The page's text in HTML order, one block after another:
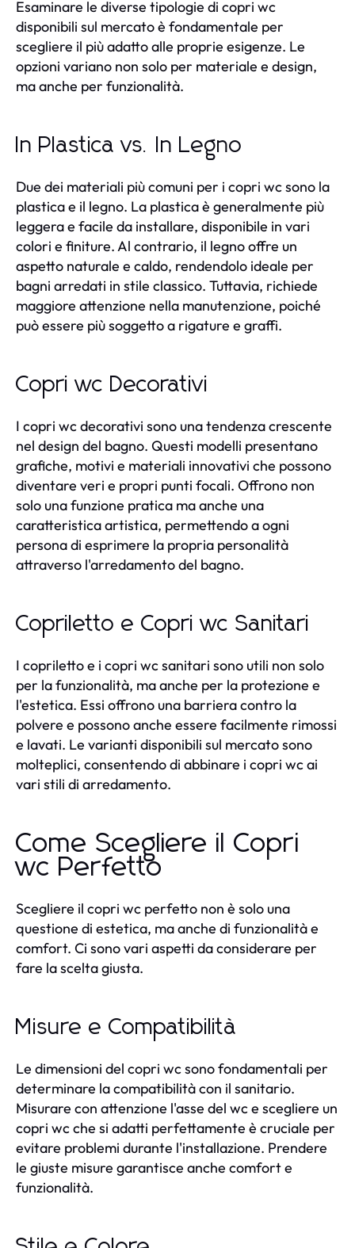
Esaminare le diverse tipologie di copri wc
disponibili sul mercato è fondamentale per
scegliere il più adatto alle proprie esigenze. Le
opzioni variano non solo per materiale e design,
ma anche per funzionalità.
In Plastica vs. In Legno
Due dei materiali più comuni per i copri wc sono la
plastica e il legno. La plastica è generalmente più
leggera e facile da installare, disponibile in vari
colori e finiture. Al contrario, il legno offre un
aspetto naturale e caldo, rendendolo ideale per
bagni arredati in stile classico. Tuttavia, richiede
maggiore attenzione nella manutenzione, poiché
può essere più soggetto a rigature e graffi.
Copri wc Decorativi
I copri wc decorativi sono una tendenza crescente
nel design del bagno. Questi modelli presentano
grafiche, motivi e materiali innovativi che possono
diventare veri e propri punti focali. Offrono non
solo una funzione pratica ma anche una
caratteristica artistica, permettendo a ogni
persona di esprimere la propria personalità
attraverso l'arredamento del bagno.
Copriletto e Copri wc Sanitari
I copriletto e i copri wc sanitari sono utili non solo
per la funzionalità, ma anche per la protezione e
l'estetica. Essi offrono una barriera contro la
polvere e possono anche essere facilmente rimossi
e lavati. Le varianti disponibili sul mercato sono
molteplici, consentendo di abbinare i copri wc ai
vari stili di arredamento.
Come Scegliere il Copri
wc Perfetto
Scegliere il copri wc perfetto non è solo una
questione di estetica, ma anche di funzionalità e
comfort. Ci sono vari aspetti da considerare per
fare la scelta giusta.
Misure e Compatibilità
Le dimensioni del copri wc sono fondamentali per
determinare la compatibilità con il sanitario.
Misurare con attenzione l'asse del wc e scegliere un
copri wc che si adatti perfettamente è cruciale per
evitare problemi durante l'installazione. Prendere
le giuste misure garantisce anche comfort e
funzionalità.